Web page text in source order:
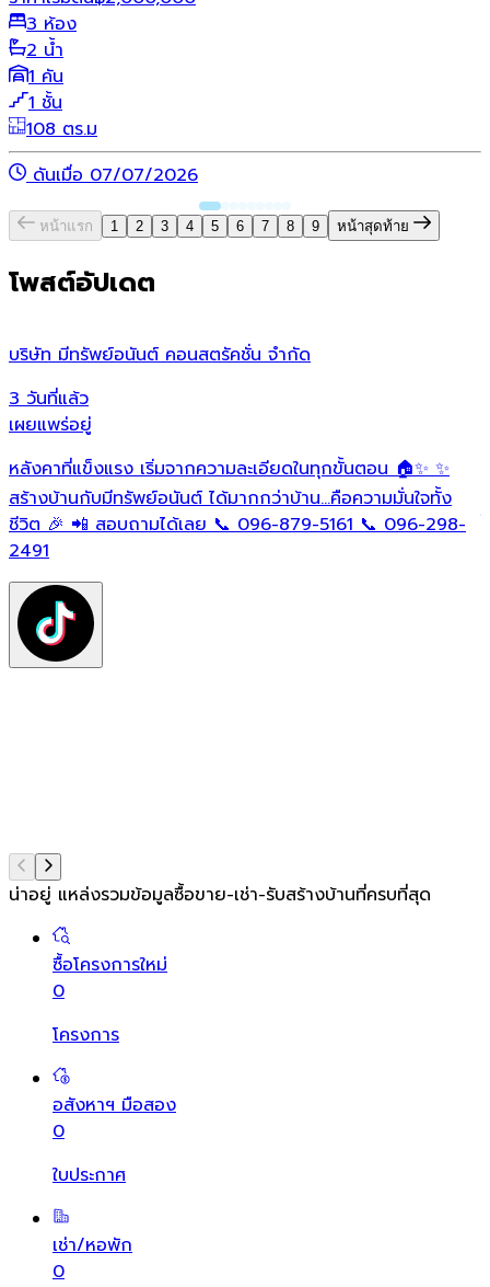
3 ห้อง
2 น้ำ
1 คัน
1 ชั้น
108 ตร.ม
ดันเมื่อ 07/07/2026
หน้าแรก 1 2 3 4 5 6 7 8 9 หน้าสุดท้าย
โพสต์อัปเดต
บริษัท มีทรัพย์อนันต์ คอนสตรัคชั่น จํากัด
3 วันที่แล้ว
เผยแพร่อยู่
หลังคาที่แข็งแรง เริ่มจากความละเอียดในทุกขั้นตอน 🏠✨ ✨
สร้างบ้านกับมีทรัพย์อนันต์ ได้มากกว่าบ้าน…คือความมั่นใจทั้ง
ชีวิต 🎉 📲 สอบถามได้เลย 📞 096-879-5161 📞 096-298-
2491
น่าอยู่ แหล่งรวมข้อมูลซื้อขาย-เช่า-รับสร้างบ้านที่ครบที่สุด
ซื้อโครงการใหม่
0
โครงการ
อสังหาฯ มือสอง
0
ใบประกาศ
เช่า/หอพัก
0